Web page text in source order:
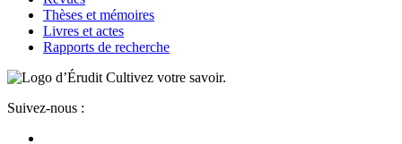
Thèses et mémoires
Livres et actes
Rapports de recherche
Cultivez votre savoir.
Suivez-nous :